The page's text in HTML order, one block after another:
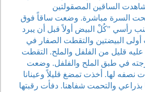
شاهدت الساقين المصقولتين
تحت السرة مباشرة. وضعت ساقاً فوق
رأسي "كُلْ البيض أولاً قبل أن يبرد
البيضتين والتقطت الصفار في
قليل من الفلفل والملح. التقطت
في طبق الملح والفلفل. وضعت
لها. أخذت تمضغ قليلاً وعينانا
بذراعي والتحمت شفاهنا. دفأت رقبتها